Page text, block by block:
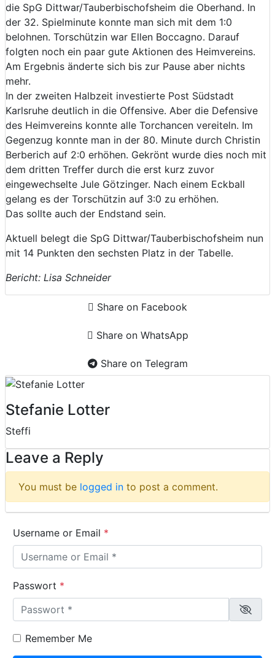
die SpG Dittwar/Tauberbischofsheim die Oberhand. In
der 32. Spielminute konnte man sich mit dem 1:0
belohnen. Torschützin war Ellen Boccagno. Darauf
folgten noch ein paar gute Aktionen des Heimvereins.
Am Ergebnis änderte sich bis zur Pause aber nichts
mehr.
In der zweiten Halbzeit investierte Post Südstadt
Karlsruhe deutlich in die Offensive. Aber die Defensive
des Heimvereins konnte alle Torchancen vereiteln. Im
Gegenzug konnte man in der 80. Minute durch Christin
Berberich auf 2:0 erhöhen. Gekrönt wurde dies noch mit
dem dritten Treffer durch die erst kurz zuvor
eingewechselte Jule Götzinger. Nach einem Eckball
gelang es der Torschützin auf 3:0 zu erhöhen.
Das sollte auch der Endstand sein.
Aktuell belegt die SpG Dittwar/Tauberbischofsheim nun
mit 14 Punkten den sechsten Platz in der Tabelle.
Bericht: Lisa Schneider
Share on Facebook
Share on WhatsApp
Share on Telegram
Stefanie Lotter
Steffi
Leave a Reply
You must be logged in to post a comment.
Username or Email *
Passwort *
Remember Me